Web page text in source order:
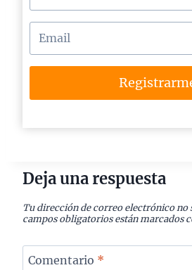
Deja una respuesta
Tu dirección de correo electrónico no
campos obligatorios están marcados
Comentario *